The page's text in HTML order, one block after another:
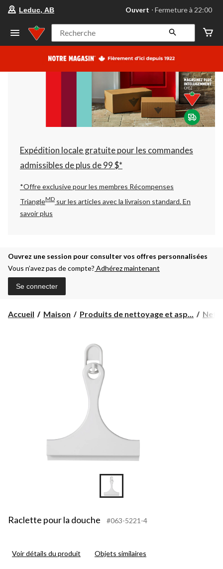
votre
préféré
Leduc,
AB,
courament
Fermeture
à
22:00
cliquer
pour
changer
Leduc, AB Ouvert ⋅ Fermeture à 22:00
Recherche
Expédition locale gratuite pour les commandes
admissibles de plus de 99 $*
*Offre exclusive pour les membres Récompenses
TriangleMD sur les articles avec la livraison standard.En
savoir plus
Ouvrez une session pour consulter vos offres personnalisées
Vous n’avez pas de compte? Adhérez maintenant
Se connecter
Accueil Maison Produits de nettoyage et asp...
Raclette pour la douche #063-5221-4
Voir détails du produit Objets similaires